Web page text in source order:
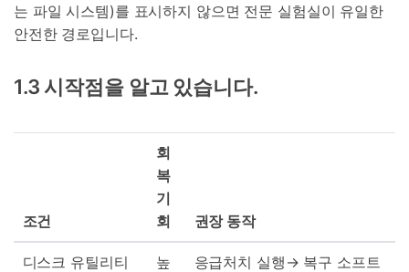
는 파일 시스템)를 표시하지 않으면 전문 실험실이 유일한
안전한 경로입니다.
1.3 시작점을 알고 있습니다.
조건
회
복
기
회
권장 동작
디스크 유틸리티
높
응급처치 실행→ 복구 소프트